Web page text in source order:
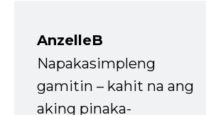
AnzelleB
Napakasimpleng
gamitin – kahit na ang
aking pinaka-